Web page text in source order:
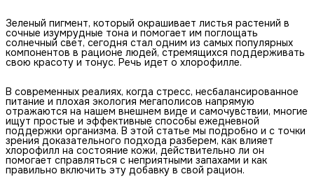
Зеленый пигмент, который окрашивает листья растений в
сочные изумрудные тона и помогает им поглощать
солнечный свет, сегодня стал одним из самых популярных
компонентов в рационе людей, стремящихся поддерживать
свою красоту и тонус. Речь идет о хлорофилле.
В современных реалиях, когда стресс, несбалансированное
питание и плохая экология мегаполисов напрямую
отражаются на нашем внешнем виде и самочувствии, многие
ищут простые и эффективные способы ежедневной
поддержки организма. В этой статье мы подробно и с точки
зрения доказательного подхода разберем, как влияет
хлорофилл на состояние кожи, действительно ли он
помогает справляться с неприятными запахами и как
правильно включить эту добавку в свой рацион.